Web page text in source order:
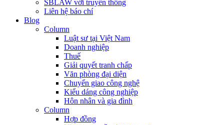
SBLAW với truyền thông
Liên hệ báo chí
Blog
Column
Luật sư tại Việt Nam
Doanh nghiệp
Thuế
Giải quyết tranh chấp
Văn phòng đại diện
Chuyển giao công nghệ
Kiểu dáng công nghiệp
Hôn nhân và gia đình
Column
Hợp đồng